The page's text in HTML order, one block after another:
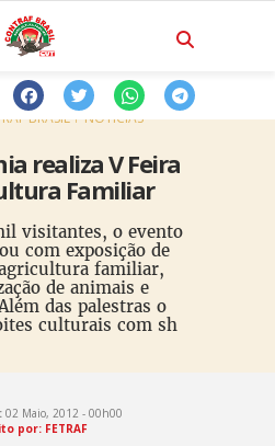
BRASIL NOTÍCIAS
realiza V Feira
Familiar
visitantes, o evento
com exposição de
familiar,
de animais e
das palestras o
culturais com sh
02 Maio, 2012 - 00h00
por: FETRAF